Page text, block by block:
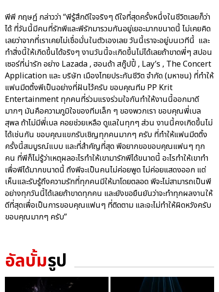
พีพี กฤษฏ์ กล่าวว่า “พีรู้สึกดีใจจริงๆ ดีใจที่สุดครั้งหนึ่งในชีวิตเลยก็ว่า
ได้ ที่วันนี้มีคนที่รักพีและพีรักมารวมกันอยู่เยอะมากขนาดนี้ ไม่เคยคิด
เลยว่าจากที่เราเคยไม่เชื่อมั่นในตัวเองเลย วันนี้เราจะอยู่บนเวทีนี้ และ
ทำสิ่งนี้ให้เกิดขึ้นได้จริงๆ งานวันนี้จะเกิดขึ้นไม่ได้เลยถ้าขาดพี่ๆ สปอน
เซอร์ที่น่ารัก อย่าง Lazada , ฮอนด้า สกู๊ปปี้ , Lay’s , The Concert
Application และ บริษัท เมืองไทยประกันชีวิต จำกัด (มหาชน) ที่ทำให้
แฟนมีตติ้งพีเป็นอย่างที่ฝันไว้ครับ ขอบคุณทีม PP Krit
Entertainment ทุกคนที่ร่วมแรงร่วมใจกันทำให้งานนี้ออกมาดี
มากๆ มันคือความภูมิใจของทีมเล็ก ๆ ของพวกเรา ขอบคุณพี่เบล
สุพล ถ้าไม่มีพี่เบล คอยช่วยเหลือ ดูแลในทุกๆ ส่วน งานนี้คงเกิดขึ้นไม่
ได้เช่นกัน ขอบคุณแขกรับเชิญทุกคนมากๆ ครับ ที่ทำให้แฟนมีตติ้ง
ครั้งนี้สมบูรณ์แบบ และที่สำคัญที่สุด พีอยากขอขอบคุณแฟนๆ ทุก
คน ที่พีก็ไม่รู้ว่าเหตุผลอะไรทำให้เขามารักพีได้ขนาดนี้ อะไรทำให้เขาทำ
เพื่อพีได้มากขนาดนี้ ถึงพีจะเป็นคนไม่ค่อยพูด ไม่ค่อยแสดงออก แต่
เห็นและรับรู้ถึงความรักที่ทุกคนมีให้มาโดยตลอด พีจะไม่สามารถเป็นพี
อย่างทุกวันนี้ได้เลยถ้าขาดทุกคน และยังขอยืนยันว่าจะทำทุกผลงานให้
ดีที่สุดเพื่อเป็นการขอบคุณแฟนๆ ที่ติดตาม และจะไม่ทำให้ผิดหวังครับ
ขอบคุณมากๆ ครับ”
อัลบั้มรูป